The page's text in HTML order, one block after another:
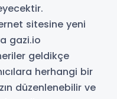
sitesine yeni
gazi.io
geldikçe
herhangi bir
düzenlenebilir ve